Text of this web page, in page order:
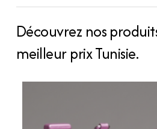
Découvrez nos
meilleur prix Tunisie.